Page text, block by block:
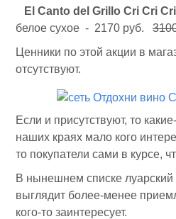
El Canto del Grillo Cri Cri Cri
белое сухое - 2170 руб.
Ценники по этой акции в
отсутствуют.
Если и присутствуют, то
наших краях мало кого
то покупатели сами в курсе,
В нынешнем списке
выглядит более-менее
кого-то заинтересует.